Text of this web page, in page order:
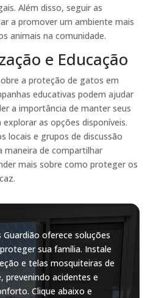
Além disso, seguir as
a promover um ambiente mais
animais na comunidade.
e Educação
a proteção de gatos em
educativas podem ajudar
a importância de manter seus
as opções disponíveis.
locais e grupos de discussão
maneira de compartilhar
mais sobre como proteger os
Guardião oferece soluções
sua família. Instale
e telas mosquiteiras de
prevenindo acidentes e
Clique abaixo e